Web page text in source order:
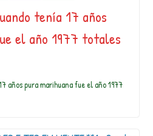
tenía 17 años
el año 1977 totales
años pura marihuana fue el año 1977